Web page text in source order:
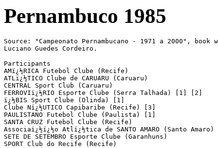
Pernambuco 1985
Source: "Campeonato Pernambucano - 1971 a 2000",
Luciano Guedes Cordeiro.
Participants
AMï¿½RICA Futebol Clube (Recife)
ATLï¿½TICO Clube de CARUARU (Caruaru)
CENTRAL Sport Club (Caruaru)
FERROVIï¿½RIO Esporte Clube (Serra Talhada) [1] [2]
ï¿½BIS Sport Clube (Olinda) [1]
Clube Nï¿½UTICO Capibaribe (Recife) [3]
PAULISTANO Futebol Clube (Paulista) [1]
SANTA CRUZ Futebol Clube (Recife)
Associaï¿½ï¿½o Atlï¿½tica de SANTO AMARO (Santo
SETE DE SETEMBRO Esporte Clube (Garanhuns)
SPORT Club do Recife (Recife)